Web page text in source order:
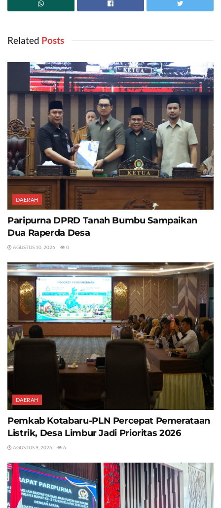
Related ‎ Posts
DAERAH
Paripurna DPRD Tanah Bumbu Sampaikan
Dua Raperda Desa
AGUSTUS 10, 2026 0
DAERAH
Pemkab Kotabaru-PLN Percepat Pemerataan
Listrik, Desa Limbur Jadi Prioritas 2026
AGUSTUS 9, 2026 6